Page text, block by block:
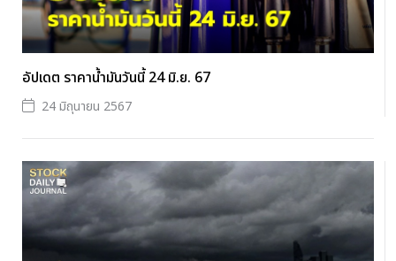
อัปเดต ราคาน้ำมันวันนี้ 24 มิ.ย. 67
24 มิถุนายน 2567